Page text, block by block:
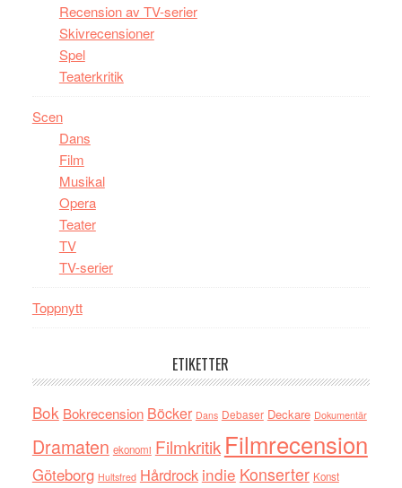
Recension av TV-serier
Skivrecensioner
Spel
Teaterkritik
Scen
Dans
Film
Musikal
Opera
Teater
TV
TV-serier
Toppnytt
ETIKETTER
Bok Bokrecension Böcker Dans Debaser Deckare Dokumentär
Dramaten ekonomi Filmkritik Filmrecension
Göteborg Hultsfred Hårdrock indie Konserter Konst